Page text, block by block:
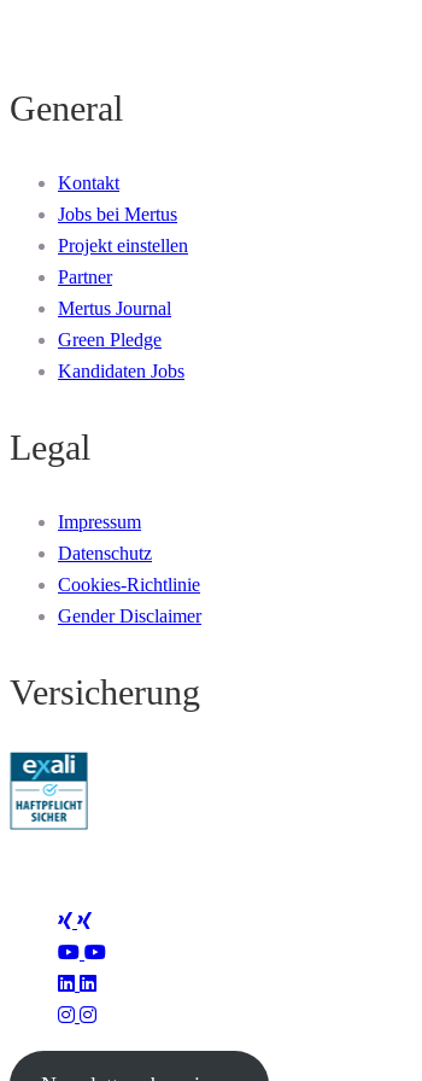
General
Kontakt
Jobs bei Mertus
Projekt einstellen
Partner
Mertus Journal
Green Pledge
Kandidaten Jobs
Legal
Impressum
Datenschutz
Cookies-Richtlinie
Gender Disclaimer
Versicherung